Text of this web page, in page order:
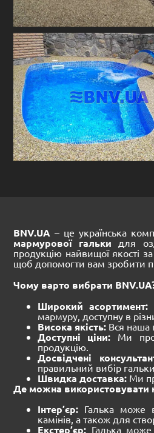
BNV.UA – це українська
мармурової гальки для
продукцію найвищої якості
щоб допомогти вам зробити
Чому варто вибрати
Широкий асортимент:
мармуру, доступну в
Висока якість: Вся наша
Доступні ціни: Ми
продукцію.
Досвідчені
правильний вибір
Швидка доставка: Ми
Де можна використовувати
Інтер’єр: Галька може
камінів, а також для
Екстер’єр: Галька